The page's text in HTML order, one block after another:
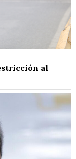
al